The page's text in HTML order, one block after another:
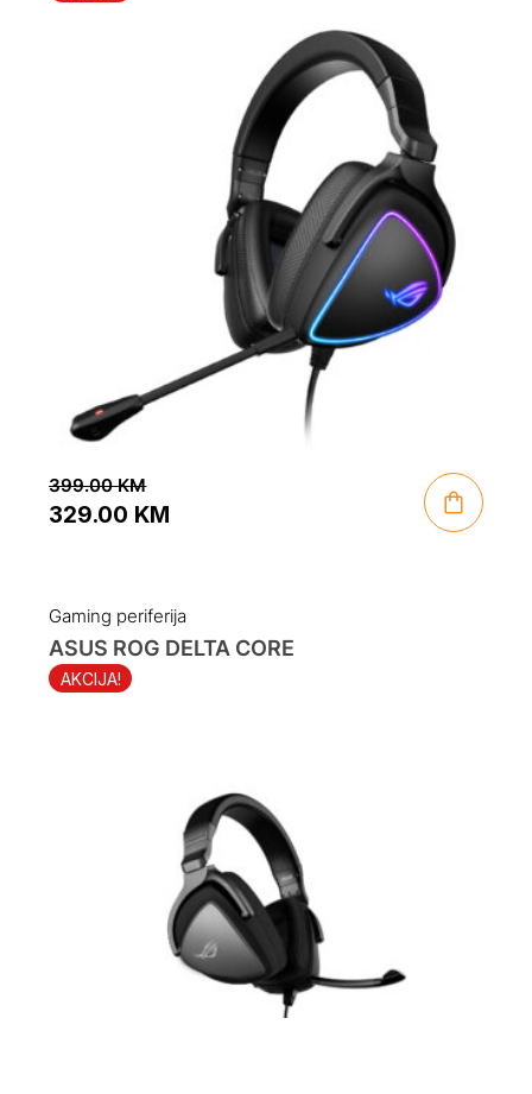
399.00KM
was:
399.00 KM.
329.00 KM
is:
329.00 KM.
Gaming periferija
AKCIJA!
ASUS ROG DELTA CORE